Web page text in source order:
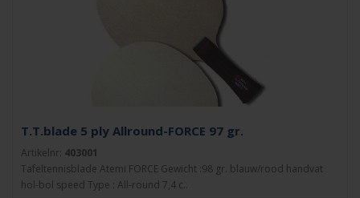
T.T.blade 5 ply Allround-FORCE 97 gr.
Artikelnr: 403001
Tafeltennisblade Atemi FORCE Gewicht :98 gr. blauw/rood handvat
hol-bol speed Type : All-round 7,4 c..